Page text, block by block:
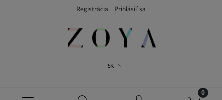
Registrácia Prihlásiť sa
SK